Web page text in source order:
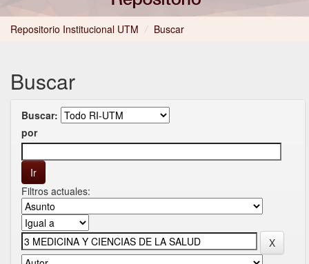
Repositorio Institucional UTM / Buscar
Buscar
Buscar:
por
Filtros actuales: